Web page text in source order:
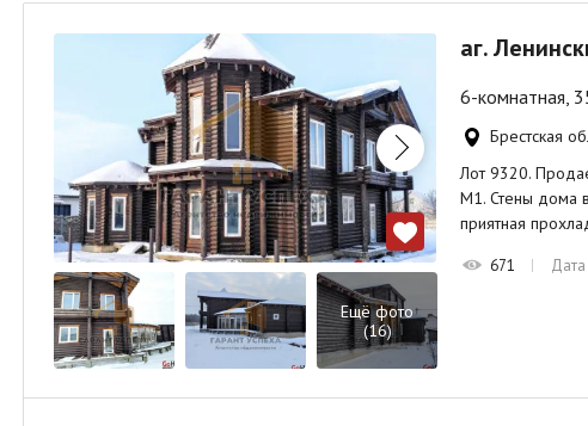
Ещё фото
(16)
аг.
6-комнатная,
Брестская
Лот 9320.
М1. Стены дома
приятная
671